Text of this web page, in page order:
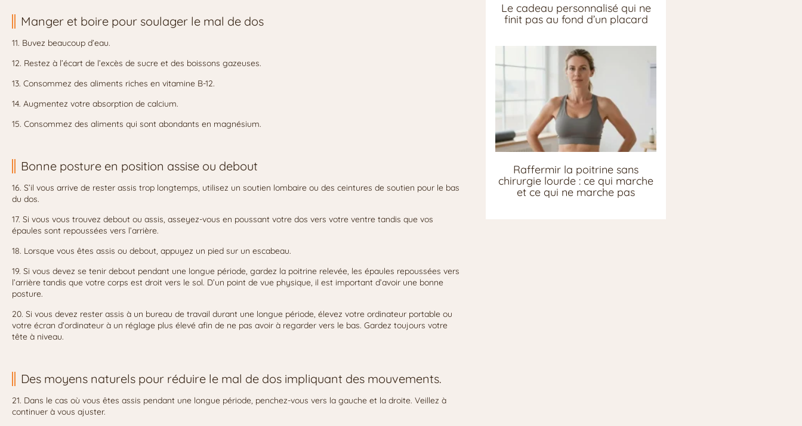
Manger et boire pour soulager le mal de dos
11. Buvez beaucoup d’eau.
12. Restez à l’écart de l’excès de sucre et des boissons gazeuses.
13. Consommez des aliments riches en vitamine B-12.
14. Augmentez votre absorption de calcium.
15. Consommez des aliments qui sont abondants en magnésium.
Bonne posture en position assise ou debout
16. S’il vous arrive de rester assis trop longtemps, utilisez un soutien lombaire ou des ceintures de soutien pour le bas
du dos.
17. Si vous vous trouvez debout ou assis, asseyez-vous en poussant votre dos vers votre ventre tandis que vos
épaules sont repoussées vers l’arrière.
18. Lorsque vous êtes assis ou debout, appuyez un pied sur un escabeau.
19. Si vous devez se tenir debout pendant une longue période, gardez la poitrine relevée, les épaules repoussées vers
l’arrière tandis que votre corps est droit vers le sol. D’un point de vue physique, il est important d’avoir une bonne
posture.
20. Si vous devez rester assis à un bureau de travail durant une longue période, élevez votre ordinateur portable ou
votre écran d’ordinateur à un réglage plus élevé afin de ne pas avoir à regarder vers le bas. Gardez toujours votre
tête à niveau.
Des moyens naturels pour réduire le mal de dos impliquant des mouvements.
21. Dans le cas où vous êtes assis pendant une longue période, penchez-vous vers la gauche et la droite. Veillez à
continuer à vous ajuster.
Le cadeau personnalisé qui ne
finit pas au fond d’un placard
Raffermir la poitrine sans
chirurgie lourde : ce qui marche
et ce qui ne marche pas